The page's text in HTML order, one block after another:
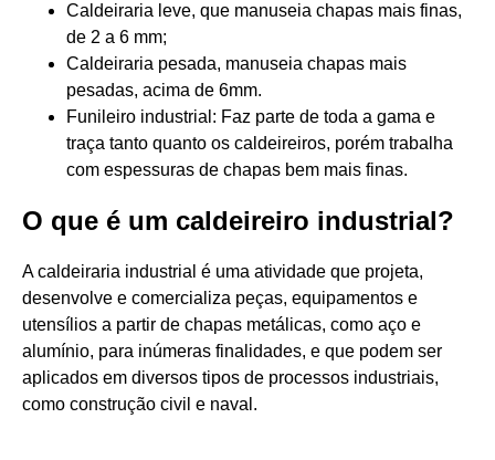
Caldeiraria leve, que manuseia chapas mais finas,
de 2 a 6 mm;
Caldeiraria pesada, manuseia chapas mais
pesadas, acima de 6mm.
Funileiro industrial: Faz parte de toda a gama e
traça tanto quanto os caldeireiros, porém trabalha
com espessuras de chapas bem mais finas.
O que é um caldeireiro industrial?
A caldeiraria industrial é uma atividade que projeta,
desenvolve e comercializa peças, equipamentos e
utensílios a partir de chapas metálicas, como aço e
alumínio, para inúmeras finalidades, e que podem ser
aplicados em diversos tipos de processos industriais,
como construção civil e naval.